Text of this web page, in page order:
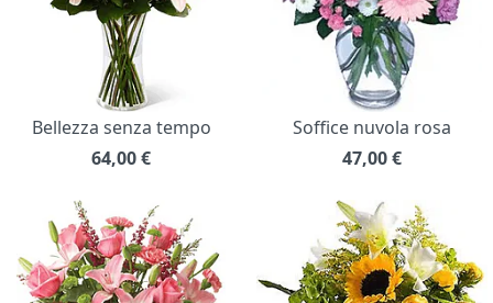
Bellezza senza tempo
64,00€
Soffice nuvola rosa
47,00€